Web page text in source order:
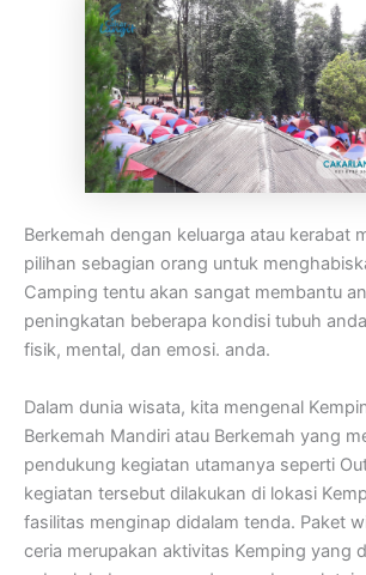
Berkemah dengan keluarga atau kerabat
pilihan sebagian orang untuk
Camping tentu akan sangat membantu
peningkatan beberapa kondisi tubuh
fisik, mental, dan emosi. anda.
Dalam dunia wisata, kita mengenal
Berkemah Mandiri atau Berkemah yang
pendukung kegiatan utamanya seperti
kegiatan tersebut dilakukan di lokasi
fasilitas menginap didalam tenda. Paket
ceria merupakan aktivitas Kemping yang